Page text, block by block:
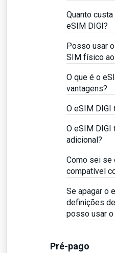
Quanto
eSIM DIGI?
Posso usar
SIM físico
O que é o
vantagens?
O eSIM DIGI
O eSIM DIGI
adicional?
Como sei se
compatível
Se apagar o
definições
posso usar o
Pré-pago